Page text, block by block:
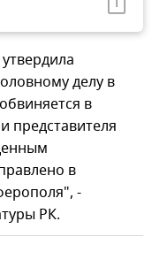
делу в
в
представителя
в
-
РК.